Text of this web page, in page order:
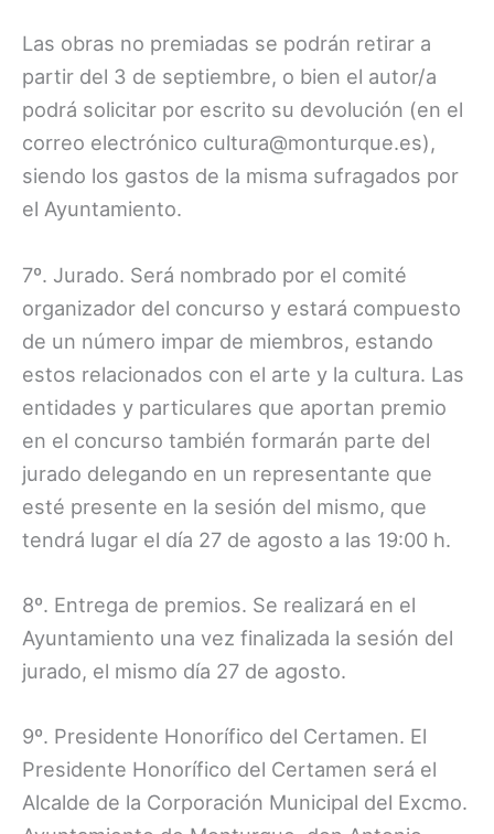
Las obras no premiadas se podrán retirar a
partir del 3 de septiembre, o bien el autor/a
podrá solicitar por escrito su devolución (en el
correo electrónico cultura@monturque.es),
siendo los gastos de la misma sufragados por
el Ayuntamiento.
7º. Jurado. Será nombrado por el comité
organizador del concurso y estará compuesto
de un número impar de miembros, estando
estos relacionados con el arte y la cultura. Las
entidades y particulares que aportan premio
en el concurso también formarán parte del
jurado delegando en un representante que
esté presente en la sesión del mismo, que
tendrá lugar el día 27 de agosto a las 19:00 h.
8º. Entrega de premios. Se realizará en el
Ayuntamiento una vez finalizada la sesión del
jurado, el mismo día 27 de agosto.
9º. Presidente Honorífico del Certamen. El
Presidente Honorífico del Certamen será el
Alcalde de la Corporación Municipal del Excmo.